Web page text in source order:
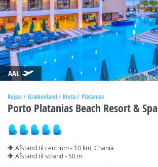
AAL
Rejser Grækenland Kreta Platanias
Porto Platanias Beach Resort & Spa
Afstand til centrum - 10 km, Chania
Afstand til strand - 50 m